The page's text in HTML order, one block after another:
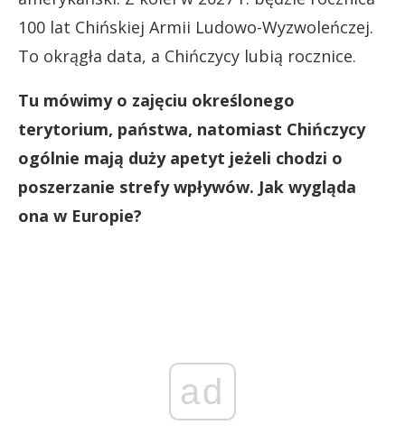
100 lat Chińskiej Armii Ludowo-Wyzwoleńczej.
To okrągła data, a Chińczycy lubią rocznice.
Tu mówimy o zajęciu określonego
terytorium, państwa, natomiast Chińczycy
ogólnie mają duży apetyt jeżeli chodzi o
poszerzanie strefy wpływów. Jak wygląda
ona w Europie?
ad